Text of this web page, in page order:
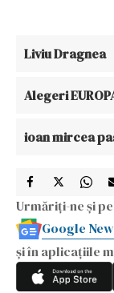
Liviu Dragnea
Alegeri
ioan mircea
Urmăriți-ne și pe
Google
și în aplicațiile